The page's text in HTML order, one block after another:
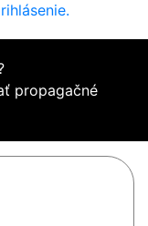
propagačné